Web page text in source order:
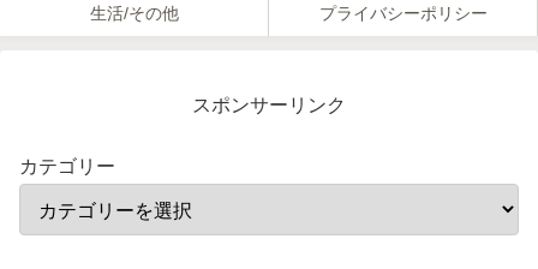
生活/その他 プライバシーポリシー
スポンサーリンク
カテゴリー